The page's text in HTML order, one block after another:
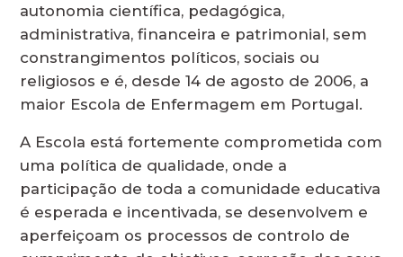
autonomia científica, pedagógica,
administrativa, financeira e patrimonial, sem
constrangimentos políticos, sociais ou
religiosos e é, desde 14 de agosto de 2006, a
maior Escola de Enfermagem em Portugal.
A Escola está fortemente comprometida com
uma política de qualidade, onde a
participação de toda a comunidade educativa
é esperada e incentivada, se desenvolvem e
aperfeiçoam os processos de controlo de